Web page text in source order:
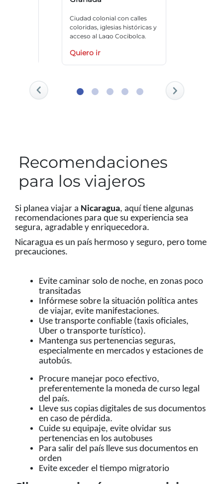
Ciudad colonial con calles
coloridas, iglesias históricas y
acceso al Lago Cocibolca.
Quiero ir
Recomendaciones
para los viajeros
Si planea viajar a Nicaragua, aquí tiene algunas
recomendaciones para que su experiencia sea
segura, agradable y enriquecedora.
Nicaragua es un país hermoso y seguro, pero tome
precauciones.
Evite caminar solo de noche, en zonas poco
transitadas
Infórmese sobre la situación política antes
de viajar, evite manifestaciones.
Use transporte confiable (taxis oficiales,
Uber o transporte turístico).
Mantenga sus pertenencias seguras,
especialmente en mercados y estaciones de
autobús.
Procure manejar poco efectivo,
preferentemente la moneda de curso legal
del país.
Lleve sus copias digitales de sus documentos
en caso de pérdida.
Cuide su equipaje, evite olvidar sus
pertenencias en los autobuses
Para salir del país lleve sus documentos en
orden
Evite exceder el tiempo migratorio